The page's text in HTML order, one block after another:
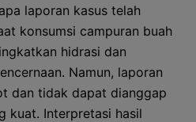
laporan kasus telah
konsumsi campuran buah
hidrasi dan
Namun, laporan
dan tidak dapat dianggap
kuat. Interpretasi hasil